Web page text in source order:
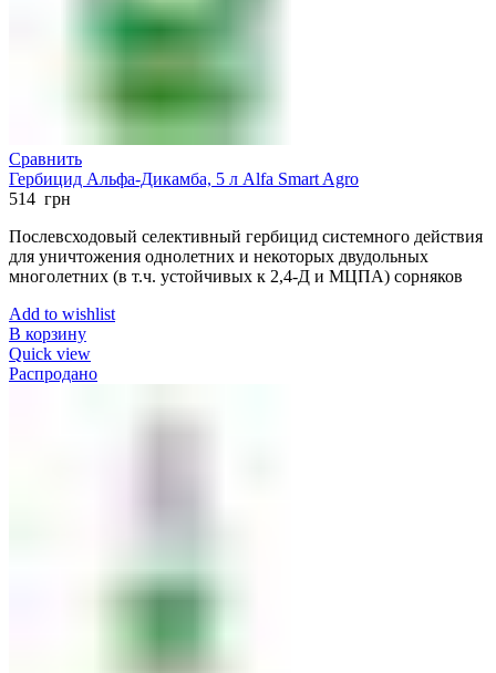
Сравнить
Гербицид Альфа-Дикамба, 5 л Alfa Smart Agro
514 грн
Послевсходовый селективный гербицид системного действия
для уничтожения однолетних и некоторых двудольных
многолетних (в т.ч. устойчивых к 2,4-Д и МЦПА) сорняков
Add to wishlist
В корзину
Quick view
Распродано